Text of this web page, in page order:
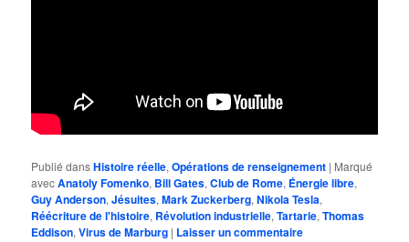
Publié dansHistoire réelle,Opérations de renseignement | Marqué
avecAnatoly Fomenko, Bill Gates,Club de Rome, Énergie libre,
Guy Anderson,Jésuites,Mark Zuckerberg,Nikola Tesla,
Réécriture de l'histoire, Révolution industrielle,Tartarie,Thomas
Eddison,Virus de Marburg | Laisser un commentaire